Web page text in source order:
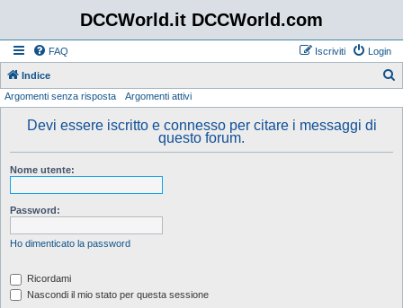
DCCWorld.it DCCWorld.com
FAQ Login
Iscriviti
Indice
Argomenti senza risposta Argomenti attivi
Devi essere iscritto e connesso per citare i messaggi di
questo forum.
Nome utente:
Password:
Ho dimenticato la password
Ricordami
Nascondi il mio stato per questa sessione